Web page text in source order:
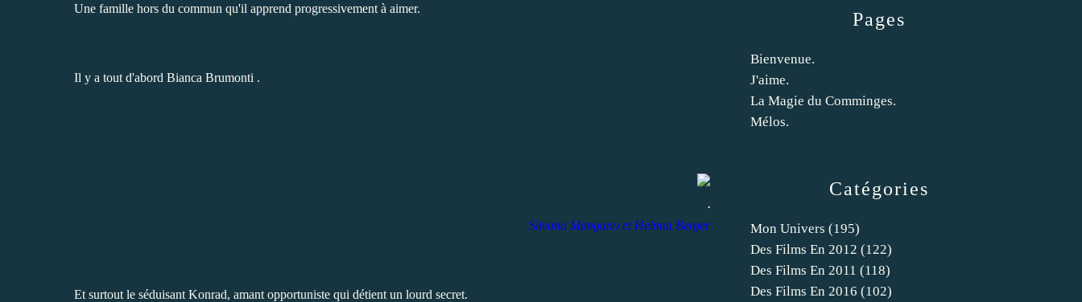
Une famille hors du commun qu'il apprend progressivement à aimer.
Il y a tout d'abord Bianca Brumonti .
.
Silvana Mangano et Helmut Berger
Et surtout le séduisant Konrad, amant opportuniste qui détient un lourd secret.
Catégories
Mon Univers (195)
Des Films En 2012 (122)
Des Films En 2011 (118)
Des Films En 2016 (102)
Pages
Bienvenue.
J'aime.
La Magie du Comminges.
Mélos.